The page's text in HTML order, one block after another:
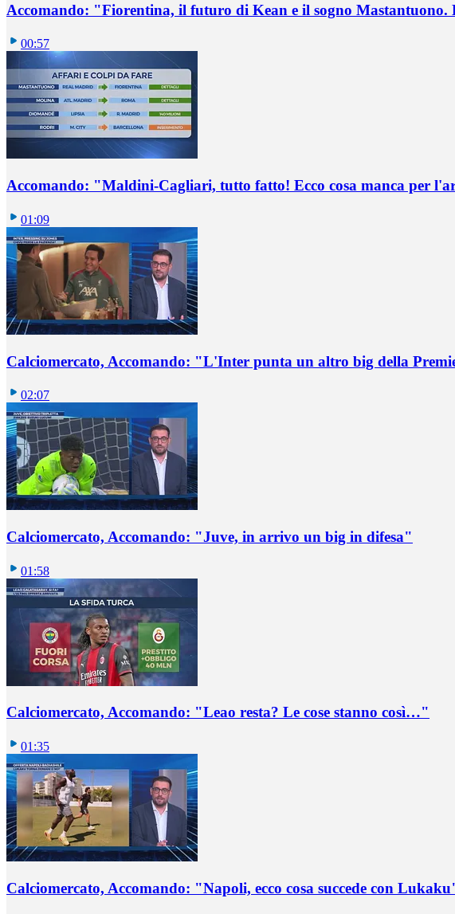
Accomando: "Fiorentina, il futuro di Kean e il sogno Mastantuono.
00:57
Accomando: "Maldini-Cagliari, tutto fatto! Ecco cosa manca per
01:09
Calciomercato, Accomando: "L'Inter punta un altro big della
02:07
Calciomercato, Accomando: "Juve, in arrivo un big in difesa"
01:58
Calciomercato, Accomando: "Leao resta? Le cose stanno così…"
01:35
Calciomercato, Accomando: "Napoli, ecco cosa succede con